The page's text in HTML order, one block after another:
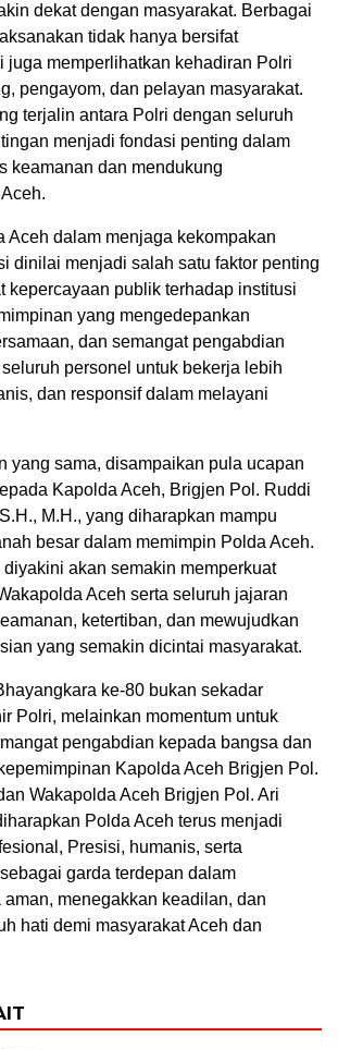
dekat dengan masyarakat. Berbagai
tidak hanya bersifat
juga memperlihatkan kehadiran Polri
pengayom, dan pelayan masyarakat.
terjalin antara Polri dengan seluruh
menjadi fondasi penting dalam
keamanan dan mendukung
Aceh dalam menjaga kekompakan
dinilai menjadi salah satu faktor penting
kepercayaan publik terhadap institusi
yang mengedepankan
dan semangat pengabdian
personel untuk bekerja lebih
dan responsif dalam melayani
yang sama, disampaikan pula ucapan
Kapolda Aceh, Brigjen Pol. Ruddi
M.H., yang diharapkan mampu
besar dalam memimpin Polda Aceh.
akan semakin memperkuat
Aceh serta seluruh jajaran
ketertiban, dan mewujudkan
yang semakin dicintai masyarakat.
ke-80 bukan sekadar
Polri, melainkan momentum untuk
pengabdian kepada bangsa dan
Kapolda Aceh Brigjen Pol.
Wakapolda Aceh Brigjen Pol. Ari
Polda Aceh terus menjadi
Presisi, humanis, serta
garda terdepan dalam
aman, menegakkan keadilan, dan
hati demi masyarakat Aceh dan